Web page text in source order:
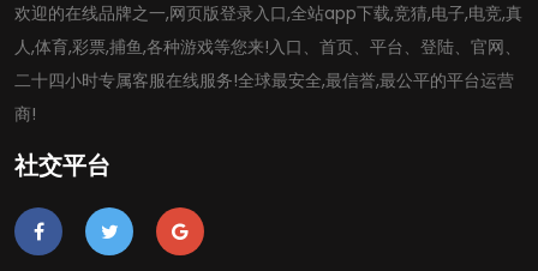
欢迎的在线品牌之一,网页版登录入口,全站app下载,竞猜,电子,电竞,真
人,体育,彩票,捕鱼,各种游戏等您来!入口、首页、平台、登陆、官网、
二十四小时专属客服在线服务!全球最安全,最信誉,最公平的平台运营
商!
社交平台